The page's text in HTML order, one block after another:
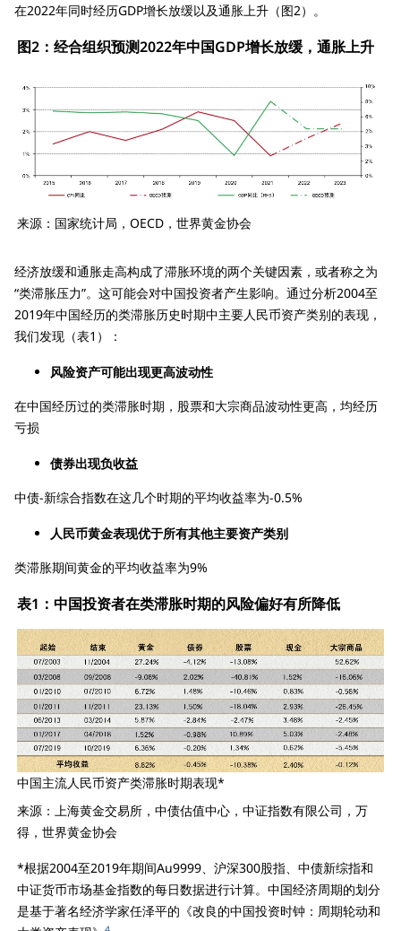
在2022年同时经历GDP增长放缓以及通胀上升（图2）。
图2：经合组织预测2022年中国GDP增长放缓，通胀上升
来源：国家统计局，OECD，世界黄金协会
经济放缓和通胀走高构成了滞胀环境的两个关键因素，或者称之为
“类滞胀压力”。这可能会对中国投资者产生影响。通过分析2004至
2019年中国经历的类滞胀历史时期中主要人民币资产类别的表现，
我们发现（表1）：
风险资产可能出现更高波动性
在中国经历过的类滞胀时期，股票和大宗商品波动性更高，均经历
亏损
债券出现负收益
中债-新综合指数在这几个时期的平均收益率为-0.5%
人民币黄金表现优于所有其他主要资产类别
类滞胀期间黄金的平均收益率为9%
表1：中国投资者在类滞胀时期的风险偏好有所降低
中国主流人民币资产类滞胀时期表现*
来源：上海黄金交易所，中债估值中心，中证指数有限公司，万
得，世界黄金协会
*根据2004至2019年期间Au9999、沪深300股指、中债新综指和
中证货币市场基金指数的每日数据进行计算。中国经济周期的划分
是基于著名经济学家任泽平的《改良的中国投资时钟：周期轮动和